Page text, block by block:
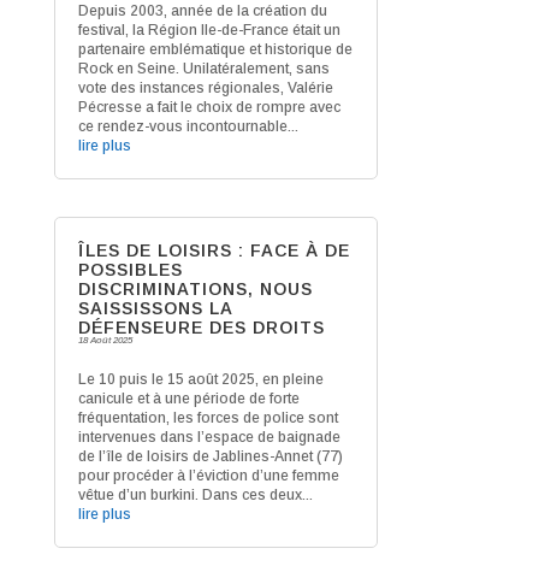
Depuis 2003, année de la création du
festival, la Région Ile-de-France était un
partenaire emblématique et historique de
Rock en Seine. Unilatéralement, sans
vote des instances régionales, Valérie
Pécresse a fait le choix de rompre avec
ce rendez-vous incontournable...
lire plus
ÎLES DE LOISIRS : FACE À DE
POSSIBLES
DISCRIMINATIONS, NOUS
SAISSISSONS LA
DÉFENSEURE DES DROITS
18 Août 2025
Le 10 puis le 15 août 2025, en pleine
canicule et à une période de forte
fréquentation, les forces de police sont
intervenues dans l’espace de baignade
de l’île de loisirs de Jablines-Annet (77)
pour procéder à l’éviction d’une femme
vêtue d’un burkini. Dans ces deux...
lire plus